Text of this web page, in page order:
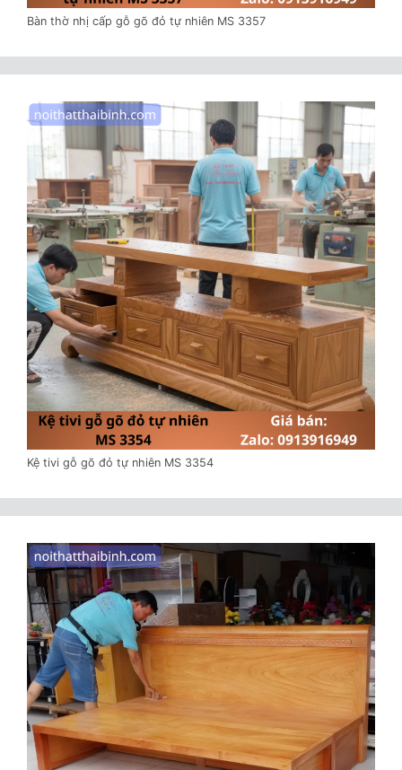
Bàn thờ nhị cấp gỗ gõ đỏ tự nhiên MS 3357
Kệ tivi gỗ gõ đỏ tự nhiên MS 3354